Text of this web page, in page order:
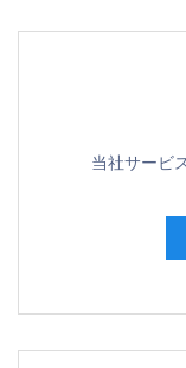
当社サービ